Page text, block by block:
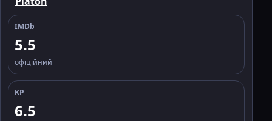
IMDb
5.5
офіційний
KP
6.5